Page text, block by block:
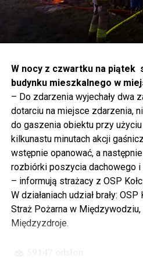
się tutaj nie kończy, Polska się
Gdyby nie determinacja rządu
to tunel pod Świną do dzisiaj
projektowania i dyskusji.
samorządu, ale to rząd PiS
najważniejsze decyzje.
determinacji rządu najpierw
a następnie Pana Premiera
Chciałbym podziękować Panu
osobiście pilnował powstania
się, że turyści również
że wśród tych 4 milionów
przejechały już otwartym
przyjechało tutaj do nas tak
– powiedział Wiceprezes PiS
W nocy z czwartku na piątek
budynku mieszkalnego w
– Do zdarzenia wyjechały dwa
dotarciu na miejsce zdarzenia,
do gaszenia obiektu przy
kilkunastu minutach akcji
wstępnie opanować, a
rozbiórki poszycia dachowego
– informują strażacy z OSP
W działaniach udział brały:
Straż Pożarna w Międzywodziu,
Międzyzdroje.